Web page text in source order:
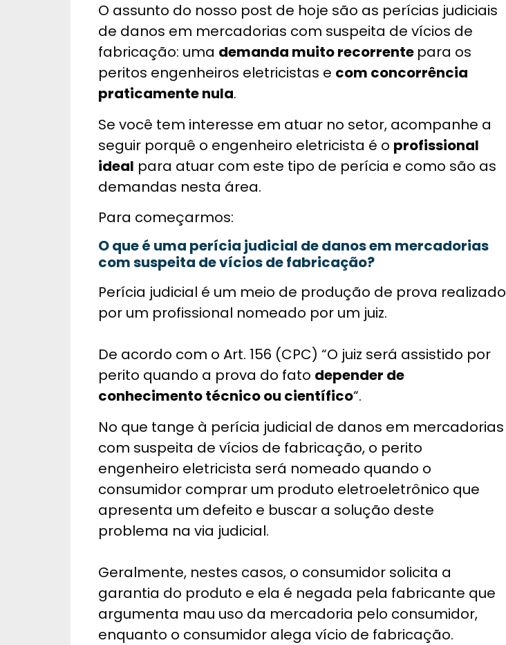
O assunto do nosso post de hoje são as perícias judiciais
de danos em mercadorias com suspeita de vícios de
fabricação: uma demanda muito recorrente para os
peritos engenheiros eletricistas e com concorrência
praticamente nula.
Se você tem interesse em atuar no setor, acompanhe a
seguir porquê o engenheiro eletricista é o profissional
ideal para atuar com este tipo de perícia e como são as
demandas nesta área.
Para começarmos:
O que é uma perícia judicial de danos em mercadorias
com suspeita de vícios de fabricação?
Perícia judicial é um meio de produção de prova realizado
por um profissional nomeado por um juiz.
De acordo com o Art. 156 (CPC) “O juiz será assistido por
perito quando a prova do fato depender de
conhecimento técnico ou científico“.
No que tange à perícia judicial de danos em mercadorias
com suspeita de vícios de fabricação, o perito
engenheiro eletricista será nomeado quando o
consumidor comprar um produto eletroeletrônico que
apresenta um defeito e buscar a solução deste
problema na via judicial.
Geralmente, nestes casos, o consumidor solicita a
garantia do produto e ela é negada pela fabricante que
argumenta mau uso da mercadoria pelo consumidor,
enquanto o consumidor alega vício de fabricação.